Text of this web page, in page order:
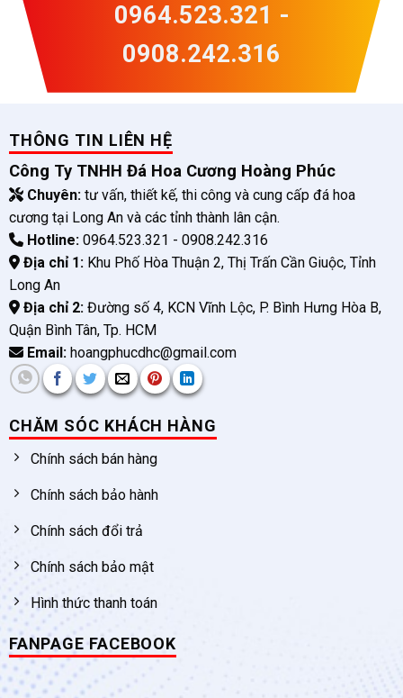
0964.523.321 -
0908.242.316
THÔNG TIN LIÊN HỆ
Công Ty TNHH Đá Hoa Cương Hoàng Phúc
Chuyên:tư vấn, thiết kế, thi công và cung cấp đá hoa
cương tại Long An và các tỉnh thành lân cận.
Hotline:0964.523.321 - 0908.242.316
Địa chỉ 1:Khu Phố Hòa Thuận 2, Thị Trấn Cần Giuộc, Tỉnh
Long An
Địa chỉ 2:Đường số 4, KCN Vĩnh Lộc, P. Bình Hưng Hòa B,
Quận Bình Tân, Tp. HCM
Email:hoangphucdhc@gmail.com
CHĂM SÓC KHÁCH HÀNG
Chính sách bán hàng
Chính sách bảo hành
Chính sách đổi trả
Chính sách bảo mật
Hình thức thanh toán
FANPAGE FACEBOOK